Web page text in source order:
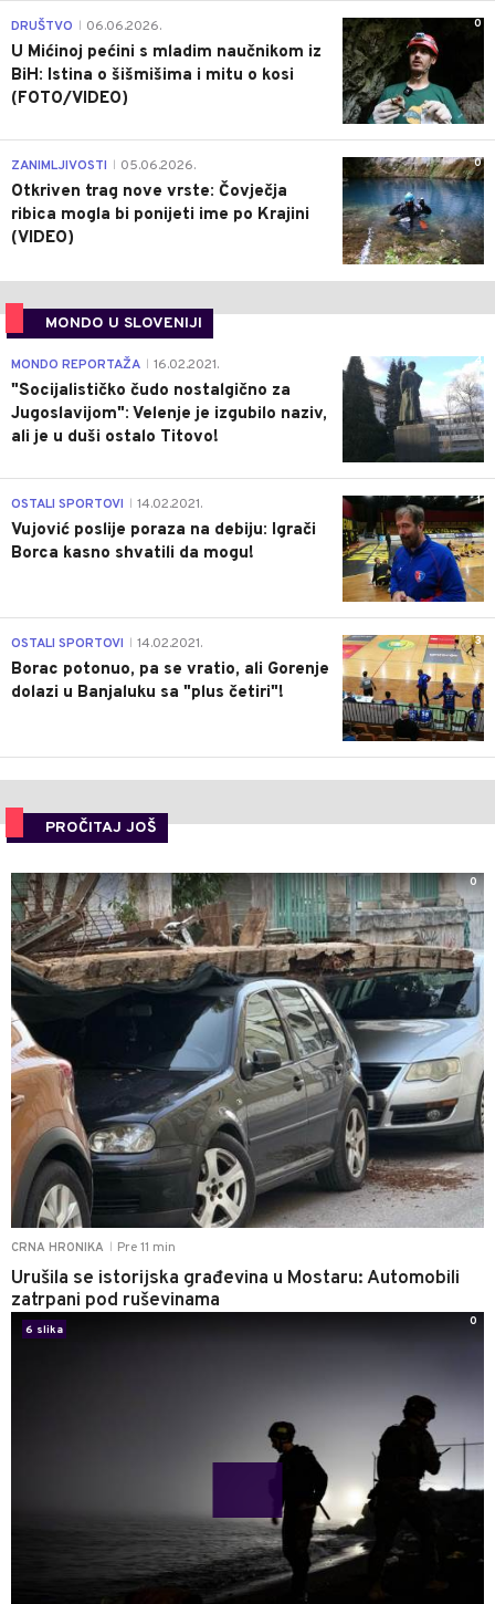
0
DRUŠTVO 06.06.2026.
U Mićinoj pećini s mladim naučnikom iz
BiH: Istina o šišmišima i mitu o kosi
(FOTO/VIDEO)
0
ZANIMLJIVOSTI 05.06.2026.
Otkriven trag nove vrste: Čovječja
ribica mogla bi ponijeti ime po Krajini
(VIDEO)
MONDO U SLOVENIJI
4
MONDO REPORTAŽA 16.02.2021.
"Socijalističko čudo nostalgično za
Jugoslavijom": Velenje je izgubilo naziv,
ali je u duši ostalo Titovo!
1
OSTALI SPORTOVI 14.02.2021.
Vujović poslije poraza na debiju: Igrači
Borca kasno shvatili da mogu!
3
OSTALI SPORTOVI 14.02.2021.
Borac potonuo, pa se vratio, ali Gorenje
dolazi u Banjaluku sa "plus četiri"!
PROČITAJ JOŠ
CRNA HRONIKA Pre 11 min
Urušila se istorijska građevina u Mostaru: Automobili
zatrpani pod ruševinama
0
6 slika
0